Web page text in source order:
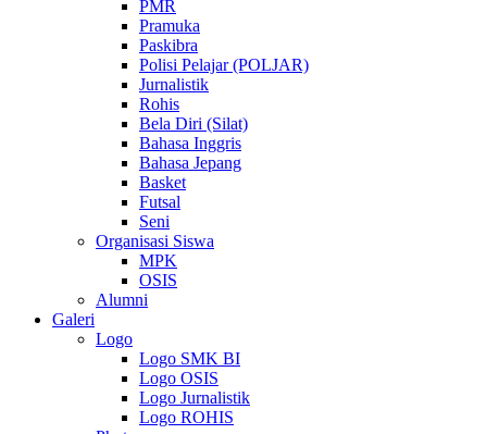
PMR
Pramuka
Paskibra
Polisi Pelajar (POLJAR)
Jurnalistik
Rohis
Bela Diri (Silat)
Bahasa Inggris
Bahasa Jepang
Basket
Futsal
Seni
Organisasi Siswa
MPK
OSIS
Alumni
Galeri
Logo
Logo SMK BI
Logo OSIS
Logo Jurnalistik
Logo ROHIS